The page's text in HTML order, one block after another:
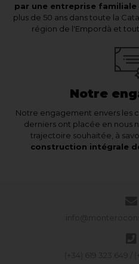
par une entreprise familiale
plus de 50 ans dans toute la
région de l'Empordà et
Notre
Notre engagement envers les
derniers ont placée en nous
trajectoire souhaitée, à
construction intégrale